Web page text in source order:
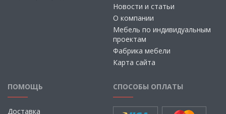
Новости и статьи
О компании
Мебель по индивидуальным
проектам
Фабрика мебели
Карта сайта
ПОМОЩЬ
Доставка
СПОСОБЫ ОПЛАТЫ